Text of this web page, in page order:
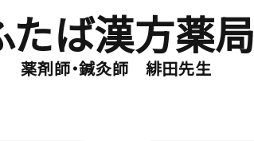
たば漢方薬局
薬剤師・鍼灸師 緋田先生